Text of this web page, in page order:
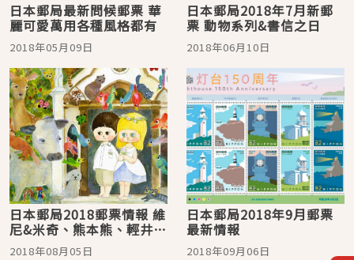
日本郵局最新問候郵票 華
麗可愛萬用各種風格都有
2018年05月09日
日本郵局2018年7月新郵
票 動物系列&書信之日
2018年06月10日
日本郵局2018郵票情報 維
尼&米奇、熊本熊、輕井澤
限定款
2018年08月05日
日本郵局2018年9月郵票
最新情報
2018年09月06日